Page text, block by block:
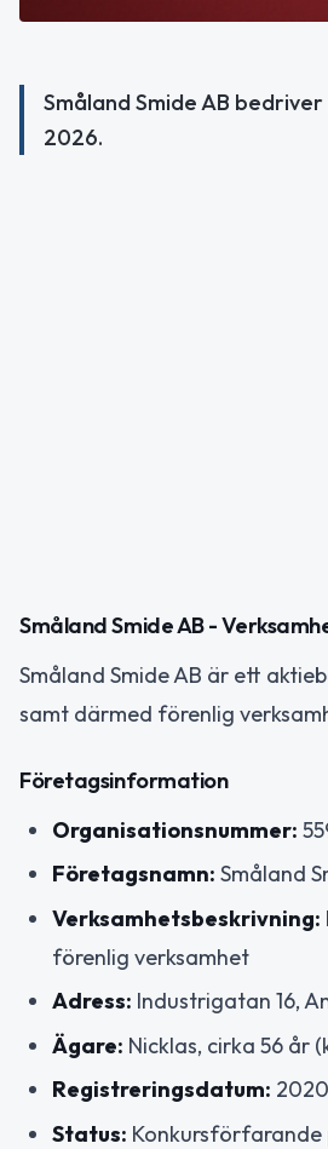
Småland Smide AB
2026.
Småland Smide AB -
Småland Smide AB är ett
samt därmed förenlig
Företagsinformation
Organisationsnummer:
Företagsnamn: Småland
Verksamhetsbeskrivning:
förenlig verksamhet
Adress: Industrigatan 16,
Ägare: Nicklas, cirka 56 år
Registreringsdatum:
Status: Konkursförfarande